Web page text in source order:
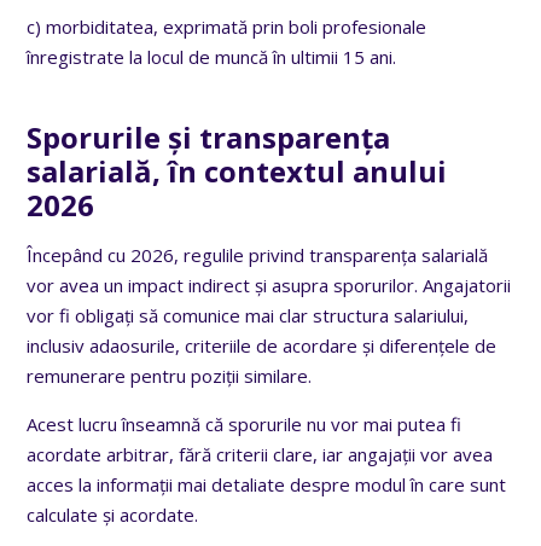
c) morbiditatea, exprimată prin boli profesionale
înregistrate la locul de muncă în ultimii 15 ani.
Sporurile și transparența
salarială, în contextul anului
2026
Începând cu 2026, regulile privind transparența salarială
vor avea un impact indirect și asupra sporurilor. Angajatorii
vor fi obligați să comunice mai clar structura salariului,
inclusiv adaosurile, criteriile de acordare și diferențele de
remunerare pentru poziții similare.
Acest lucru înseamnă că sporurile nu vor mai putea fi
acordate arbitrar, fără criterii clare, iar angajații vor avea
acces la informații mai detaliate despre modul în care sunt
calculate și acordate.